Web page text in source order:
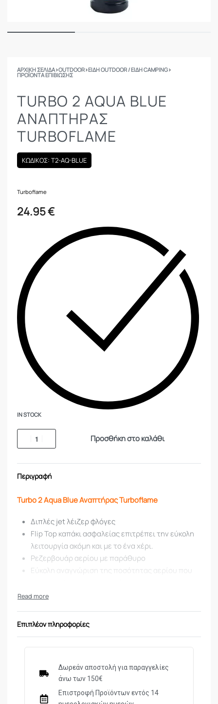
ΑΡΧΙΚΉ ΣΕΛΊΔΑ›OUTDOOR›ΕΙΔΗ OUTDOOR / ΕΙΔΗ CAMPING›
ΠΡΟΪΌΝΤΑ ΕΠΙΒΊΩΣΗΣ
TURBO 2 AQUA BLUE
ΑΝΑΠΤΉΡΑΣ
TURBOFLAME
ΚΩΔΙΚΟΣ: T2-AQ-BLUE
Turboflame
24.95€
IN STOCK
Προσθήκη στο καλάθι
Περιγραφή
Turbo 2 Aqua Blue Αναπτήρας Turboflame
Διπλές jet λέιζερ φλόγες
Flip Top καπάκι ασφαλείας επιτρέπει την εύκολη
λειτουργία ακόμη και με το ένα χέρι.
Ρεζερβουάρ αερίου με παράθυρο
Εύκολη αναγνώριση της ποσότητας αερίου που
Ρυθμιζόμενη φλόγα έως 1300 °C
επικάλυψη
Λειτουργεί σε οποιαδήποτε κατεύθυνση – ακόμα
Ηλεκτρονική ανάφλεξη piezo
Aντιανεμικός
Θηλιά κρέμασης
Επιπλέον πληροφορίες
Δωρεάν αποστολή για παραγγελίες
άνω των 150€
Επιστροφή Προϊόντων εντός 14